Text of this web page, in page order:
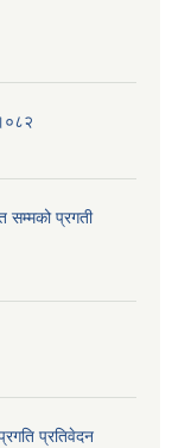
सम्मको प्रगती
प्रतिवेदन